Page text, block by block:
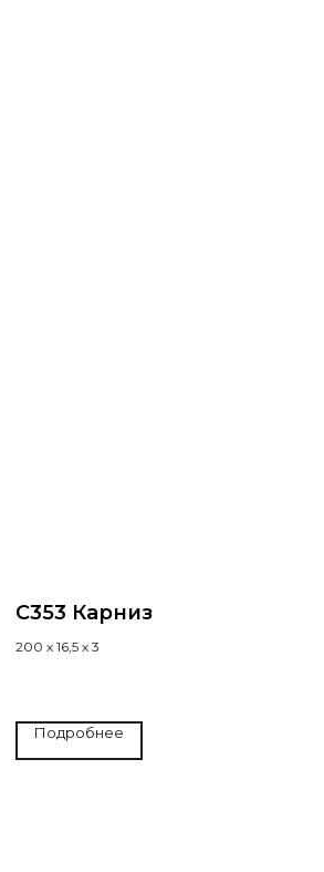
C353 Карниз
200 х 16,5 х 3
Подробнее